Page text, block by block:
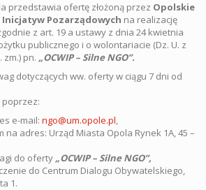
przedstawia ofertę złożoną przez Opolskie
Pozarządowych na realizację
z art. 19 a ustawy z dnia 24 kwietnia
publicznego i o wolontariacie (Dz. U. z
zm.) pn. „OCWIP – Silne NGO”.
dotyczących ww. oferty w ciągu 7 dni od
poprzez:
e-mail: ngo@um.opole.pl,
na adres: Urząd Miasta Opola Rynek 1A, 45 –
do oferty „OCWIP – Silne NGO”,
do Centrum Dialogu Obywatelskiego,
1.